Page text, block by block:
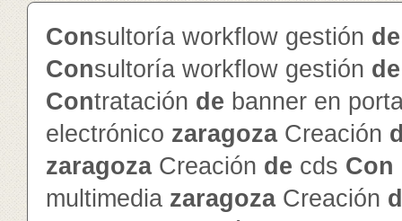
Consultoría workflow gestión de
Consultoría workflow gestión de
Contratación de banner en
electrónico zaragozaCreación
zaragozaCreación de cds Con
multimedia zaragozaCreación